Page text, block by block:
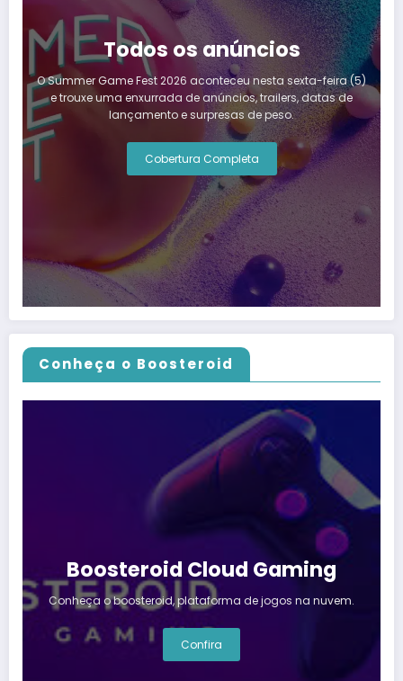
Todos os anúncios
O Summer Game Fest 2026 aconteceu nesta sexta-feira (5)
e trouxe uma enxurrada de anúncios, trailers, datas de
lançamento e surpresas de peso.
Cobertura Completa
Conheça o Boosteroid
Boosteroid Cloud Gaming
Conheça o boosteroid, plataforma de jogos na nuvem.
Confira